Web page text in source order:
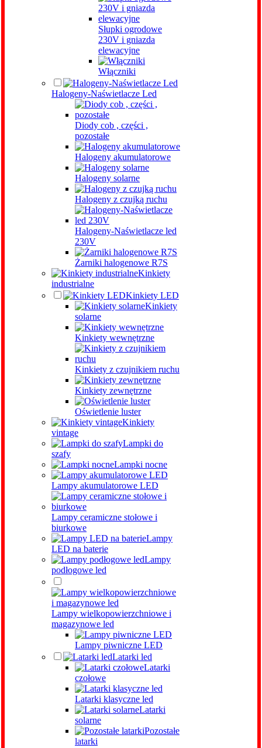
Słupki ogrodowe
230V i gniazda
elewacyjne
Włączniki
Halogeny-Naświetlacze Led
Diody cob , części ,
pozostałe
Halogeny akumulatorowe
Halogeny solarne
Halogeny z czujką ruchu
Halogeny-Naświetlacze led
230V
Żarniki halogenowe R7S
Kinkiety
industrialne
Kinkiety LED
Kinkiety
solarne
Kinkiety wewnętrzne
Kinkiety z czujnikiem ruchu
Kinkiety zewnętrzne
Oświetlenie luster
Kinkiety
vintage
Lampki do
szafy
Lampki nocne
Lampy akumulatorowe LED
Lampy ceramiczne stołowe i
biurkowe
Lampy
LED na baterie
Lampy
podłogowe led
Lampy wielkopowierzchniowe i
magazynowe led
Lampy piwniczne LED
Latarki led
Latarki
czołowe
Latarki klasyczne led
Latarki
solarne
Pozostałe
latarki